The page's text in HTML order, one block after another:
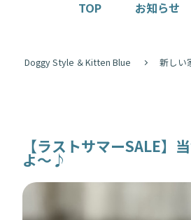
TOP お知らせ
Doggy Style ＆Kitten Blue 新しい
【ラストサマーSALE】
よ〜♪